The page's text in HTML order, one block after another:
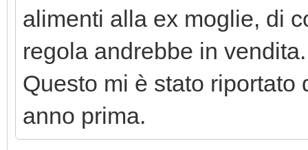
alimenti alla ex moglie, di
regola andrebbe in vendita.
Questo mi è stato
anno prima.